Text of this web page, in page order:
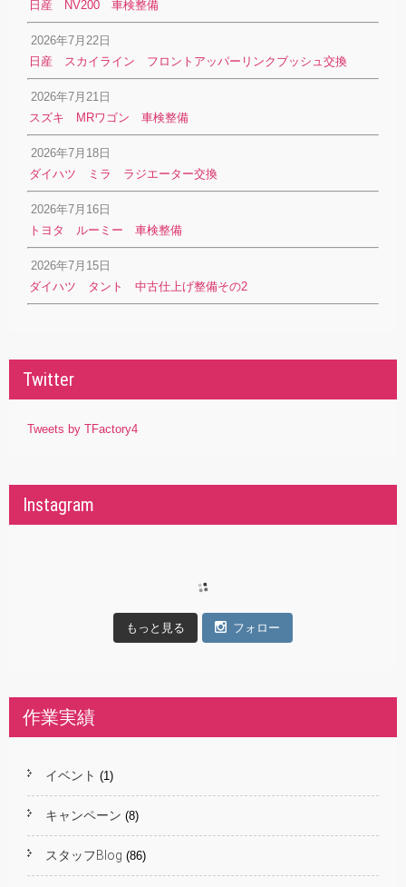
日産 NV200 車検整備
2026年7月22日
日産 スカイライン フロントアッパーリンクブッシュ交換
2026年7月21日
スズキ MRワゴン 車検整備
2026年7月18日
ダイハツ ミラ ラジエーター交換
2026年7月16日
トヨタ ルーミー 車検整備
2026年7月15日
ダイハツ タント 中古仕上げ整備その2
Twitter
Tweets by TFactory4
Instagram
もっと見る フォロー
作業実績
イベント (1)
キャンペーン (8)
スタッフBlog (86)